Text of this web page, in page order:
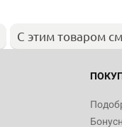
С этим товаром